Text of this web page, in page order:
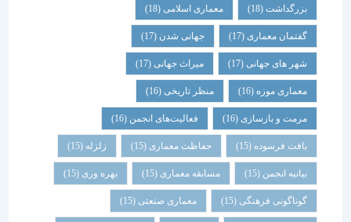
بزرگداشت (18) معماری اسلامی(18)
گفتمان معماری (17) جهانی شدن(17)
شهر های جهانی(17) میراث جهانی(17)
معماری موزه(16) منظر تاریخی (16)
مرمت و بازسازی(16) فعالیت‌های انجمن(16)
بافت فرسوده (15) حفاظت معماری (15) زلزله
بیانیه انجمن(15) مسابقه معماری (15) بهره وری(15)
گوناگونی فرهنگی (15) معماری صنعتی(15)